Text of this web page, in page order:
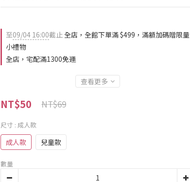
至09/04 16:00截止全店，全館下單滿 $499，滿額加碼贈限量
小禮物
全店，宅配滿1300免運
查看更多
NT$50 NT$69
尺寸 : 成人款
成人款 兒童款
數量